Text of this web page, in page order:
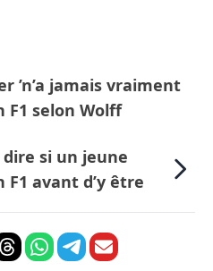
’n’a jamais vraiment
F1 selon Wolff
si un jeune
avant d’y être